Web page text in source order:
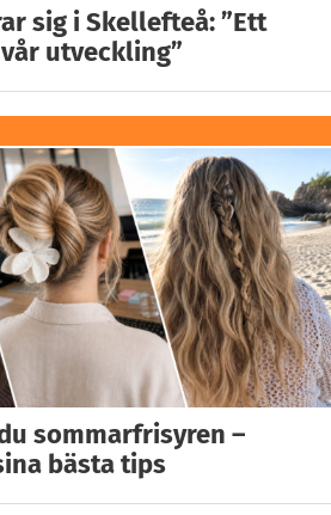
sig i Skellefteå: ”Ett
utveckling”
sommarfrisyren –
bästa tips